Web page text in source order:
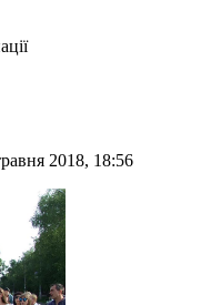
2018, 18:56